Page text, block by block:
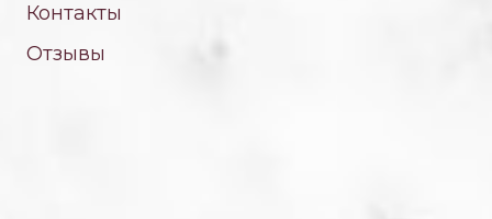
Контакты
Отзывы